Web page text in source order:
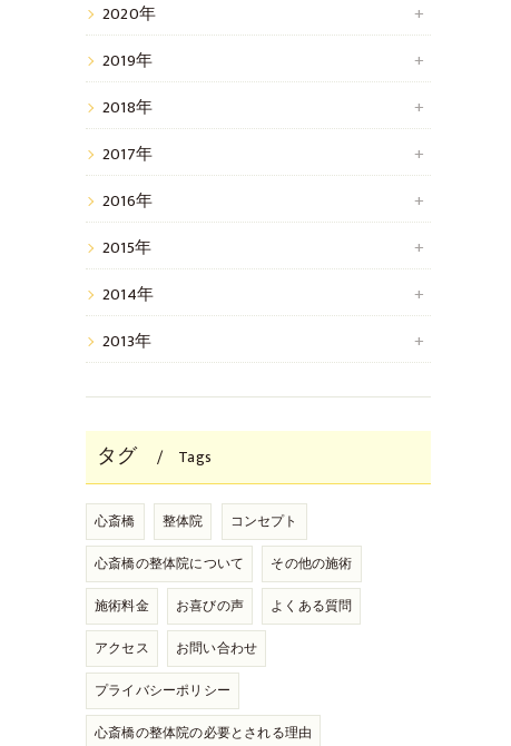
2020年
2019年
2018年
2017年
2016年
2015年
2014年
2013年
タグ Tags
心斎橋 整体院
コンセプト
心斎橋の整体院について
その他の施術
施術料金
お喜びの声
よくある質問
アクセス
お問い合わせ
プライバシーポリシー
心斎橋の整体院の必要とされる理由